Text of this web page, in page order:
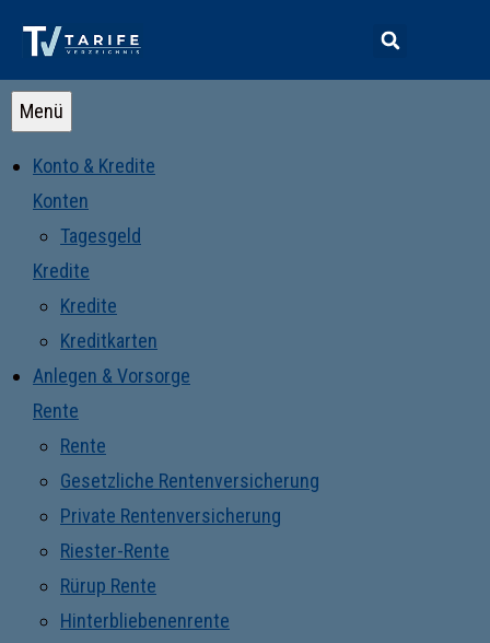
Menü
Konto & Kredite
Konten
Tagesgeld
Kredite
Kredite
Kreditkarten
Anlegen & Vorsorge
Rente
Rente
Gesetzliche Rentenversicherung
Private Rentenversicherung
Riester-Rente
Rürup Rente
Hinterbliebenenrente